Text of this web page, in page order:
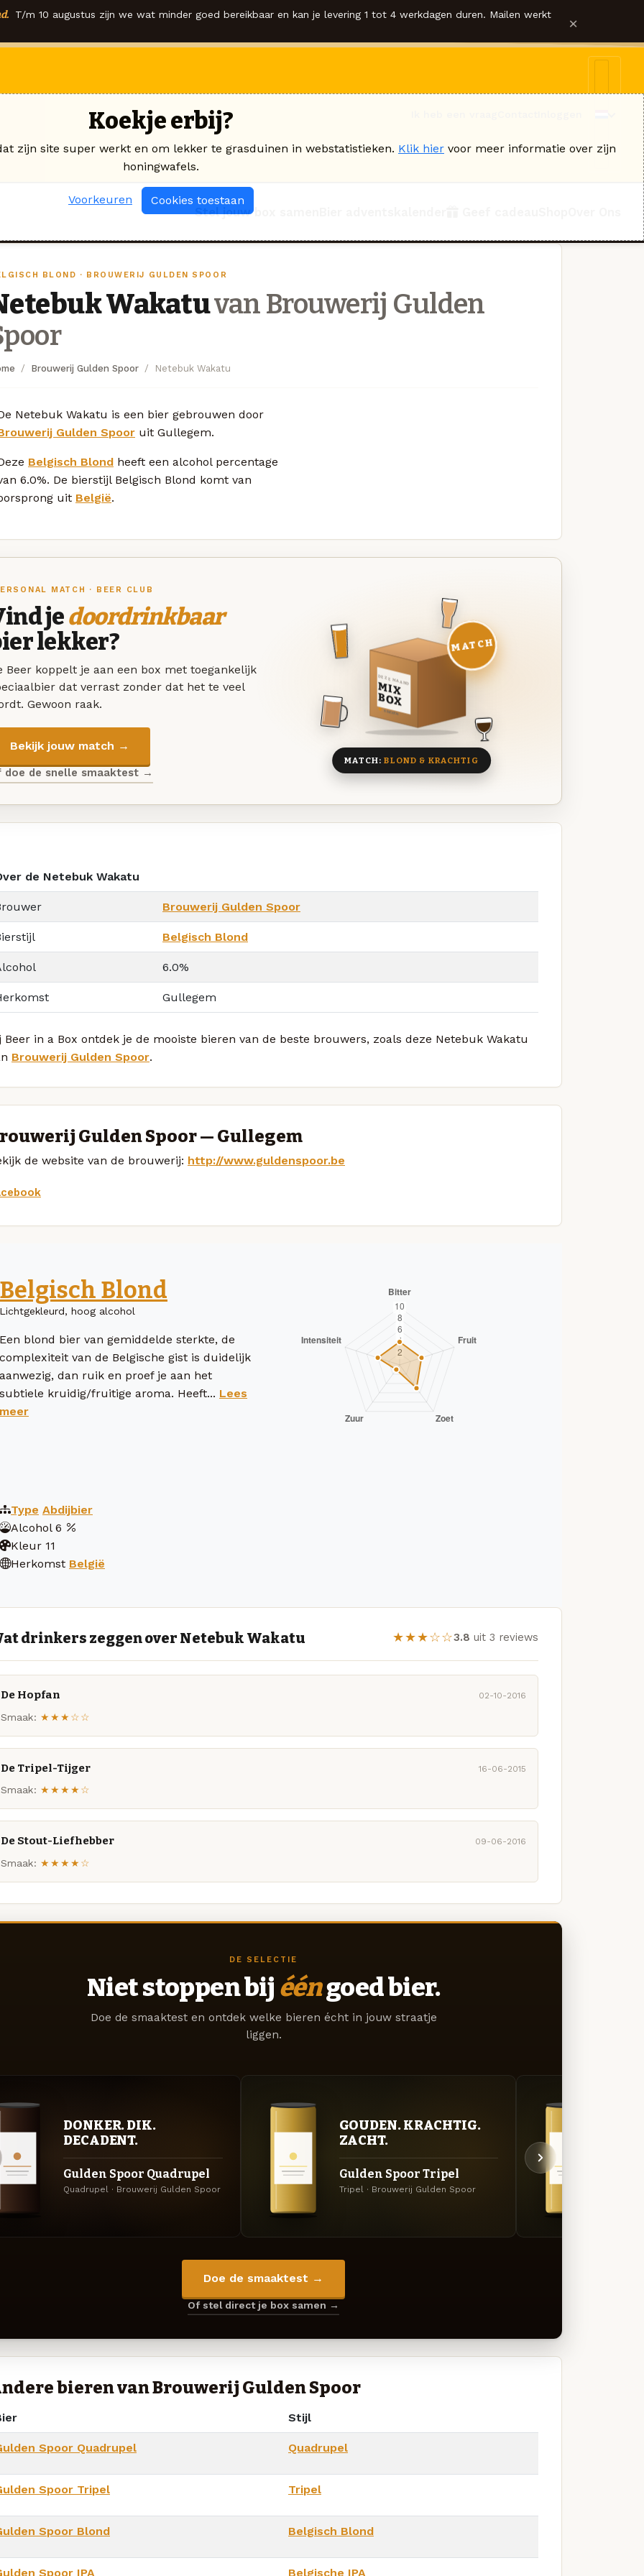
T/m 10 augustus zijn we wat minder goed bereikbaar en kan je levering 1 tot 4 werkdagen duren. Mailen werkt ×
Stel jouw box samen
BLOND · BROUWERIJ GULDEN SPOOR
Wakatuvan Brouwerij Gulden
Brouwerij Gulden Spoor Netebuk Wakatu
Netebuk Wakatu is een bier gebrouwen door
Gulden Spoor uit Gullegem.
Belgisch Blond heeft een alcohol percentage
6.0%. De bierstijl Belgisch Blond komt van
uit België.
MATCH · BEER CLUB
jedoordrinkbaar
lekker?
Beer koppelt je aan een box met toegankelijk
dat verrast zonder dat het te veel
Gewoon raak.
Bekijk jouw match →
doe de snelle smaaktest →
DEZE MAAND
MIX
BOX
8 BIEREN
MATCH
MATCH:BLOND & KRACHTIG
de Netebuk Wakatu
Brouwerij Gulden Spoor
Belgisch Blond
6.0%
Gullegem
Beer in a Box ontdek je de mooiste bieren van de beste brouwers, zoals deze Netebuk Wakatu
Brouwerij Gulden Spoor.
Gulden Spoor — Gullegem
de website van de brouwerij: http://www.guldenspoor.be
Belgisch Blond
Lichtgekleurd, hoog alcohol
Een blond bier van gemiddelde sterkte, de
complexiteit van de Belgische gist is duidelijk
aanwezig, dan ruik en proef je aan het
subtiele kruidig/fruitige aroma. Heeft... Lees
meer
Type Abdijbier
Alcohol 6
Kleur 11
Herkomst België
drinkers zeggen over Netebuk Wakatu ★★★☆☆3.8 uit 3 reviews
De Hopfan 02-10-2016
Smaak: ★★★☆☆
De Tripel-Tijger 16-06-2015
Smaak: ★★★★☆
De Stout-Liefhebber 09-06-2016
Smaak: ★★★★☆
DE SELECTIE
Niet stoppen bij ééngoed bier.
Doe de smaaktest en ontdek welke bieren écht in jouw straatje
liggen.
DONKER. DIK.
DECADENT.
Gulden Spoor Quadrupel
Quadrupel · Brouwerij Gulden Spoor
GOUDEN. KRACHTIG.
ZACHT.
Gulden Spoor Tripel
Tripel · Brouwerij Gulden Spoor
Doe de smaaktest →
Of stel direct je box samen →
bieren van Brouwerij Gulden Spoor
Stijl
Spoor Quadrupel Quadrupel
Spoor Tripel Tripel
Spoor Blond Belgisch Blond
Spoor IPA Belgische IPA
Koekje erbij?
zijn site super werkt en om lekker te grasduinen in webstatistieken. Klik hier voor meer informatie over zijn
honingwafels.
Voorkeuren Cookies toestaan